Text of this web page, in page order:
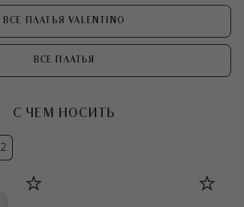
ВСЕ ПЛАТЬЯ VALENTINO
ВСЕ ПЛАТЬЯ
С ЧЕМ НОСИТЬ